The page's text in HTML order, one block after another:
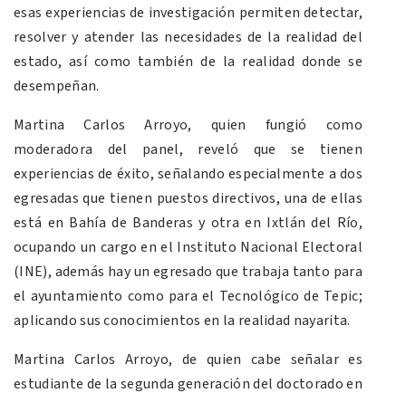
esas experiencias de investigación permiten detectar,
resolver y atender las necesidades de la realidad del
estado, así como también de la realidad donde se
desempeñan.
Martina Carlos Arroyo, quien fungió como
moderadora del panel, reveló que se tienen
experiencias de éxito, señalando especialmente a dos
egresadas que tienen puestos directivos, una de ellas
está en Bahía de Banderas y otra en Ixtlán del Río,
ocupando un cargo en el Instituto Nacional Electoral
(INE), además hay un egresado que trabaja tanto para
el ayuntamiento como para el Tecnológico de Tepic;
aplicando sus conocimientos en la realidad nayarita.
Martina Carlos Arroyo, de quien cabe señalar es
estudiante de la segunda generación del doctorado en